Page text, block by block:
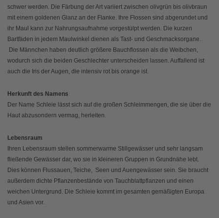
schwer werden. Die Färbung der Art variiert zwischen olivgrün bis olivbraun
mit einem goldenen Glanz an der Flanke. Ihre Flossen sind abgerundet und
ihr Maul kann zur Nahrungsaufnahme vorgestülpt werden. Die kurzen
Bartfäden in jedem Maulwinkel dienen als Tast- und Geschmacksorgane.
Die Männchen haben deutlich größere Bauchflossen als die Weibchen,
wodurch sich die beiden Geschlechter unterscheiden lassen. Auffallend ist
auch die Iris der Augen, die intensiv rot bis orange ist.
Herkunft des Namens
Der Name Schleie lässt sich auf die großen Schleimmengen, die sie über die
Haut abzusondern vermag, herleiten.
Lebensraum
Ihren Lebensraum stellen sommerwarme Stillgewässer und sehr langsam
fließende Gewässer dar, wo sie in kleineren Gruppen in Grundnähe lebt.
Dies können Flussauen, Teiche, Seen und Auengewässer sein. Sie braucht
außerdem dichte Pflanzenbestände von Tauchblattpflanzen und einen
weichen Untergrund. Die Schleie kommt im gesamten gemäßigten Europa
und Asien vor.